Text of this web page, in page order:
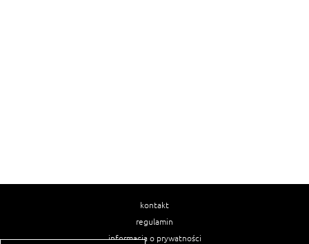
kontakt
regulamin
informacja o prywatności